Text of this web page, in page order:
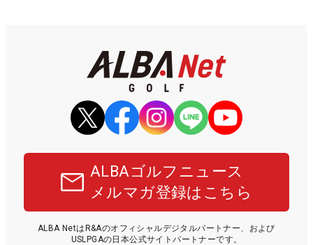
ALBAゴルフニュース
メルマガ登録はこちら
ALBA NetはR&Aのオフィシャルデジタルパートナー、および
USLPGAの日本公式サイトパートナーです。